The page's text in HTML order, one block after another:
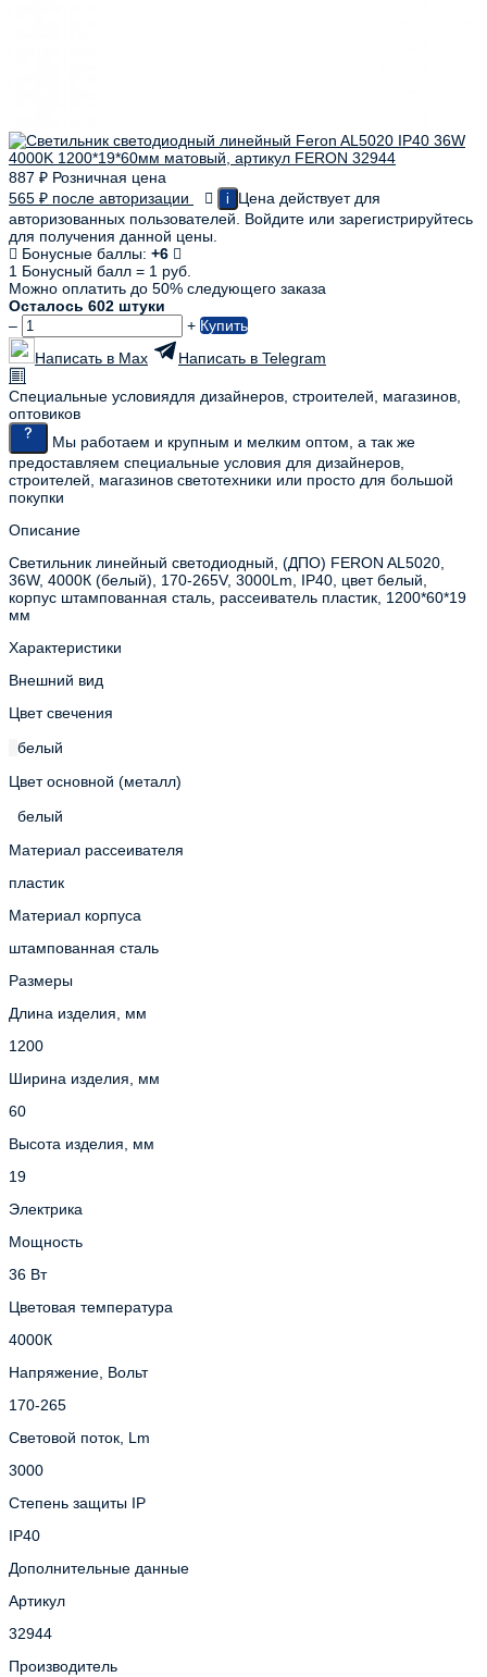
887 ₽ Розничная цена
565 ₽ после авторизации i
Цена действует для
авторизованных пользователей. Войдите или зарегистрируйтесь
для получения данной цены.
Бонусные баллы: +6
1 Бонусный балл = 1 руб.
Можно оплатить до 50% следующего заказа
Осталось 602 штуки
–
+ Купить
Написать в Max
Написать в Telegram
Специальные условиядля дизайнеров, строителей, магазинов,
оптовиков
Мы работаем и крупным и мелким оптом, а так же
предоставляем специальные условия для дизайнеров,
строителей, магазинов светотехники или просто для большой
покупки
Описание
Светильник линейный светодиодный, (ДПО) FERON AL5020,
36W, 4000К (белый), 170-265V, 3000Lm, IP40, цвет белый,
корпус штампованная сталь, рассеиватель пластик, 1200*60*19
мм
Характеристики
Внешний вид
Цвет свечения
белый
Цвет основной (металл)
белый
Материал рассеивателя
пластик
Материал корпуса
штампованная сталь
Размеры
Длина изделия, мм
1200
Ширина изделия, мм
60
Высота изделия, мм
19
Электрика
Мощность
36 Вт
Цветовая температура
4000К
Напряжение, Вольт
170-265
Световой поток, Lm
3000
Степень защиты IP
IP40
Дополнительные данные
Артикул
32944
Производитель